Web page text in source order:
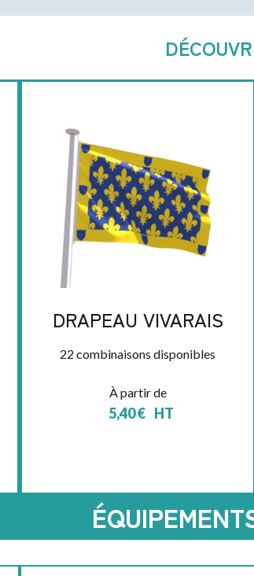
DRAPEAU VIVARAIS
22 combinaisons disponibles
À partir de
5,40€ HT